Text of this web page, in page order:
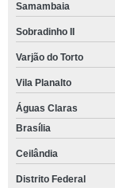
Samambaia
Sobradinho II
Varjão do Torto
Vila Planalto
Águas Claras
Brasília
Ceilândia
Distrito Federal